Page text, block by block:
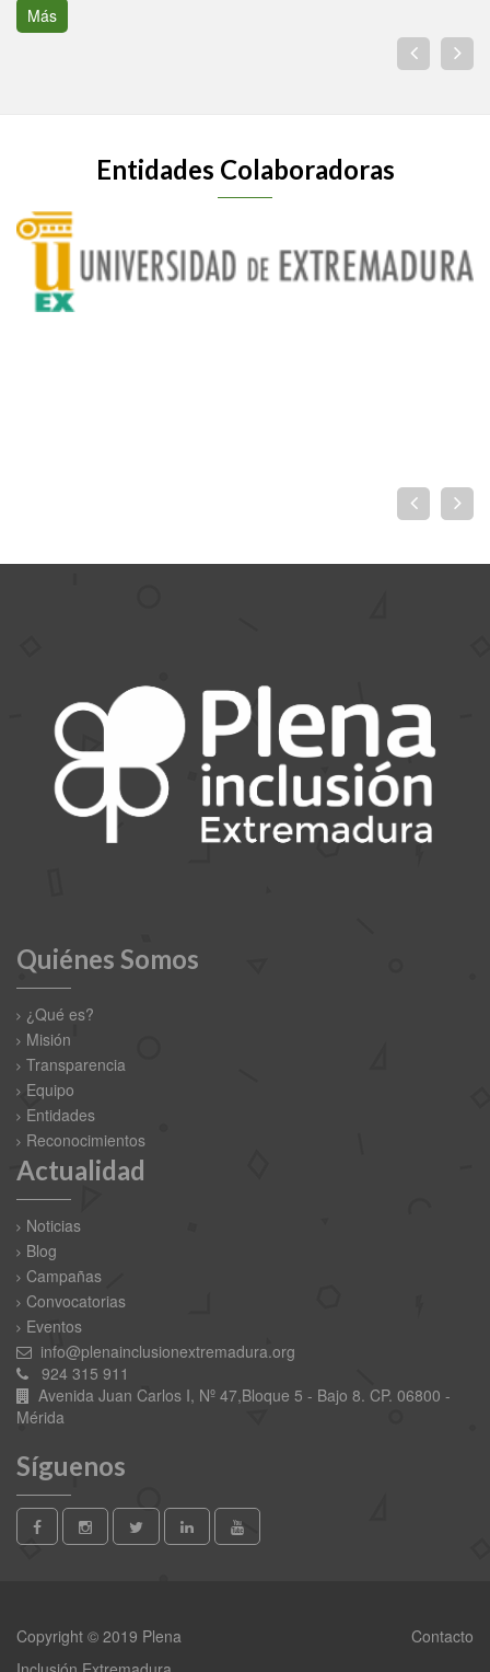
Más
Entidades Colaboradoras
Quiénes Somos
¿Qué es?
Misión
Transparencia
Equipo
Entidades
Reconocimientos
Actualidad
Noticias
Blog
Campañas
Convocatorias
Eventos
info@plenainclusionextremadura.org
924 315 911
Avenida Juan Carlos I, Nº 47,Bloque 5 - Bajo 8. CP. 06800 -
Mérida
Síguenos
Copyright © 2019 Plena
Contacto